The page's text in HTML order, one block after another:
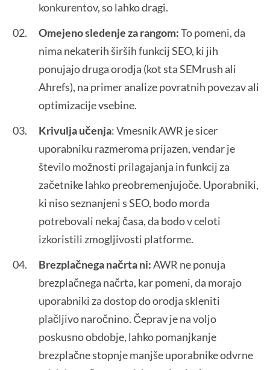
konkurentov, so lahko dragi.
Omejeno sledenje za rangom:To pomeni, da
nima nekaterih širših funkcij SEO, ki jih
ponujajo druga orodja (kot sta SEMrush ali
Ahrefs), na primer analize povratnih povezav ali
optimizacije vsebine.
Krivulja učenja: Vmesnik AWR je sicer
uporabniku razmeroma prijazen, vendar je
število možnosti prilagajanja in funkcij za
začetnike lahko preobremenjujoče. Uporabniki,
ki niso seznanjeni s SEO, bodo morda
potrebovali nekaj časa, da bodo v celoti
izkoristili zmogljivosti platforme.
Brezplačnega načrta ni:AWR ne ponuja
brezplačnega načrta, kar pomeni, da morajo
uporabniki za dostop do orodja skleniti
plačljivo naročnino. Čeprav je na voljo
poskusno obdobje, lahko pomanjkanje
brezplačne stopnje manjše uporabnike odvrne